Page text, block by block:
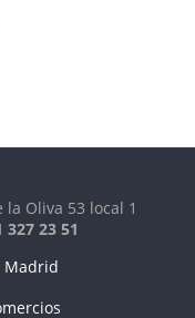
Oliva 53 local 1
327 23 51